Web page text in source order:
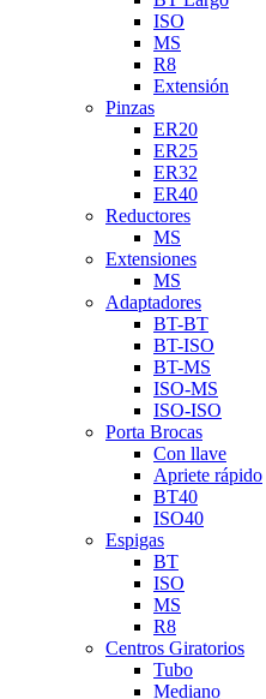
ISO
MS
R8
Extensión
Pinzas
ER20
ER25
ER32
ER40
Reductores
MS
Extensiones
MS
Adaptadores
BT-BT
BT-ISO
BT-MS
ISO-MS
ISO-ISO
Porta Brocas
Con llave
Apriete rápido
BT40
ISO40
Espigas
BT
ISO
MS
R8
Centros Giratorios
Tubo
Mediano